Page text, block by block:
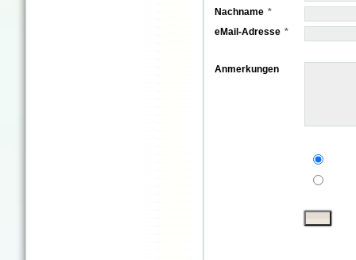
Nachname
eMail-Adresse
Anmerkungen